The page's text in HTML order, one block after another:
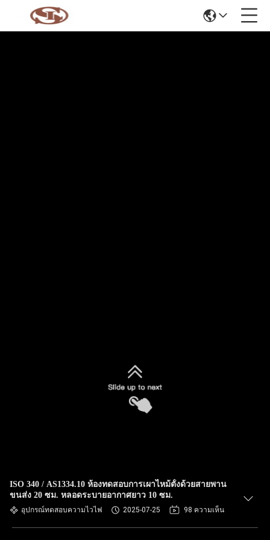
ISO 340 / AS1334.10 ห้องทดสอบการเผาไหม้ตั้งด้วยสายพาน
ขนส่ง 20 ซม. หลอดระบายอากาศยาว 10 ซม.
อุปกรณ์ทดสอบความไวไฟ 2025-07-25 98 ความเห็น